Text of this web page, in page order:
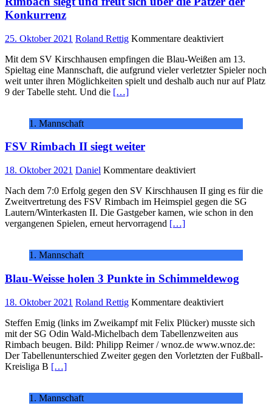
Konkurrenz
25. Oktober 2021 Roland Rettig Kommentare deaktiviertfür
siegt
und
freut
Mit dem SV Kirschhausen empfingen die Blau-Weißen am 13.
Spieltag eine Mannschaft, die aufgrund vieler verletzter Spieler noch
weit unter ihren Möglichkeiten spielt und deshalb auch nur auf Platz
9 der Tabelle steht. Und die […]
1. Mannschaft
FSV Rimbach II siegt weiter
18. Oktober 2021 Daniel Kommentare deaktiviertfür
Rimbach
II
siegt
Nach dem 7:0 Erfolg gegen den SV Kirschhausen II ging es für die
Zweitvertretung des FSV Rimbach im Heimspiel gegen die SG
Lautern/Winterkasten II. Die Gastgeber kamen, wie schon in den
vergangenen Spielen, erneut hervorragend […]
1. Mannschaft
Blau-Weisse holen 3 Punkte in Schimmeldewog
18. Oktober 2021 Roland Rettig Kommentare deaktiviertfür
Weisse
holen
3
Punkte
Steffen Emig (links im Zweikampf mit Felix Plücker) musste sich
mit der SG Odin Wald-Michelbach dem Tabellenzweiten aus
Rimbach beugen. Bild: Philipp Reimer / wnoz.de www.wnoz.de:
Der Tabellenunterschied Zweiter gegen den Vorletzten der Fußball-
Kreisliga B […]
1. Mannschaft